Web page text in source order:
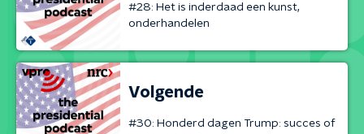
#28: Het is inderdaad een kunst,
onderhandelen
Volgende
#30: Honderd dagen Trump: succes of